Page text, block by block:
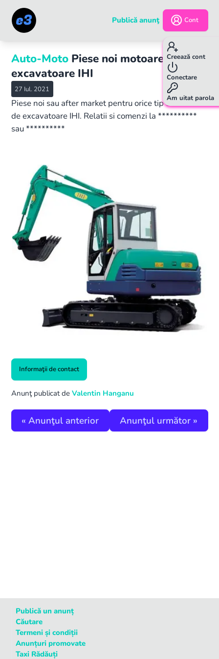
Publică anunţ Cont
Creează cont
Conectare
Am uitat parola
Auto-Moto Piese noi motoare
excavatoare IHI
27 Iul. 2021
Piese noi sau after market pentru orice tip de motoare
de excavatoare IHI. Relatii si comenzi la **********
sau **********
Informaţii de contact
Anunţ publicat de Valentin Hanganu
« Anunţul anterior Anunţul următor »
Publică un anunț
Căutare
Termeni și condiții
Anunțuri promovate
Taxi Rădăuți